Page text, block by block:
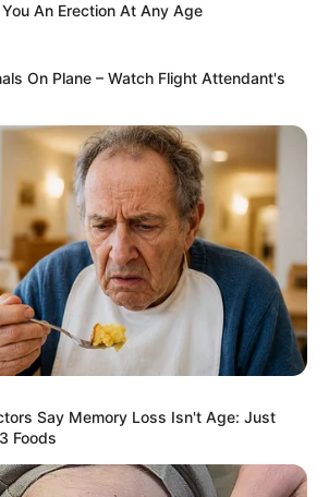
Upon The Most Terrifying
These '90s Couples Defined An
List
An Erection At Any Age
On Plane – Watch Flight Attendant's
Say Memory Loss Isn't Age: Just
Foods